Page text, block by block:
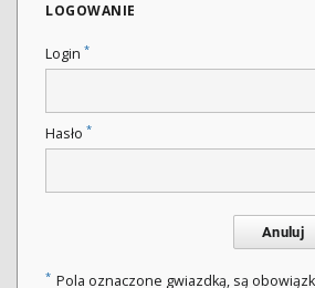
LOGOWANIE
Login *
Hasło *
Anuluj
* Pola oznaczone gwiazdką, są